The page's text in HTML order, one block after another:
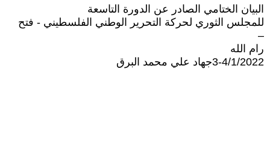
البيان الختامي الصادر عن الدورة التاسعة
للمجلس الثوري لحركة التحرير الوطني الفلسطيني - فتح
–
رام الله
3-4/1/2022جهاد علي محمد البرق